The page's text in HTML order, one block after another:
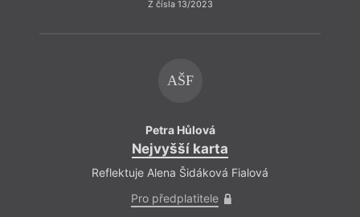
Z čísla 13/2023
AŠF
Petra Hůlová
Nejvyšší karta
Reflektuje Alena Šidáková Fialová
Pro předplatitele